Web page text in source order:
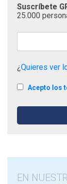
Suscríbete
25.000
¿Quieres ver
Acepto los
EN